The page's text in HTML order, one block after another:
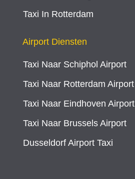
Taxi In Rotterdam
Airport Diensten
Taxi Naar Schiphol Airport
Taxi Naar Rotterdam Airport
Taxi Naar Eindhoven Airport
Taxi Naar Brussels Airport
Dusseldorf Airport Taxi